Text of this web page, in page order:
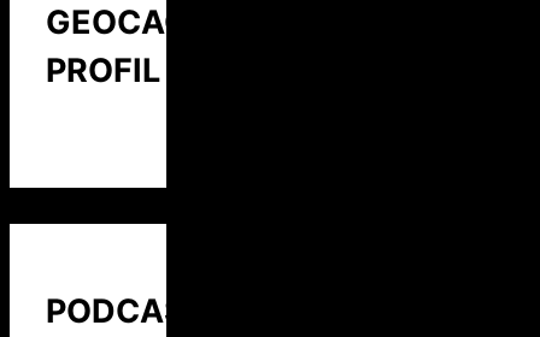
GEOCACHING
PROFIL
PODCAST: